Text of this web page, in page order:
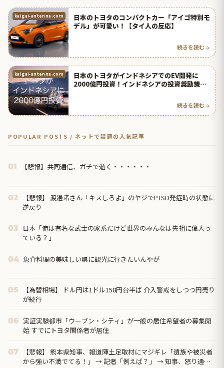
kaigai-antenna.com
日本のトヨタのコンパクトカー「アイゴ特別モ
デル」が可愛い！【タイ人の反応】
続きを読む
kaigai-antenna.com
日本のトヨタがインドネシアでのEV開発に
2000億円投資！インドネシアの投資奨励策が
続きを読む
POPULAR POSTS / ネットで話題の人気記事
01 【悲報】共同通信、ガチで逝く・・・・・・
02
【悲報】 渡邊渚さん「キスしろよ」のヤジでPTSD発症時の状態に
逆戻り
03
日本「俺は有名な武士の家系だけど世界のみんなは先祖に偉人っ
ている？」
04 魚介料理の美味しい県に観光に行きたいんやが
05
【為替相場】 ドル円は1ドル158円台半ば 介入警戒をしつつ円売り
が続行
06 実証実験都市「ウーブン・シティ」が一般の居住希望者の募集開
始 すでにトヨタ関係者が居住
07
【悲報】 熊本県知事、報道陣土足取材にマジギレ「遺族や被災者
から強い不満でてる！」 → 記者「例えば？」 → 知事、怒り通り